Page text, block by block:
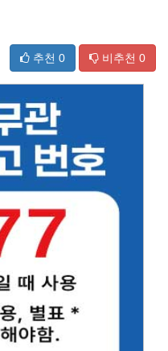
추천 0 비추천 0